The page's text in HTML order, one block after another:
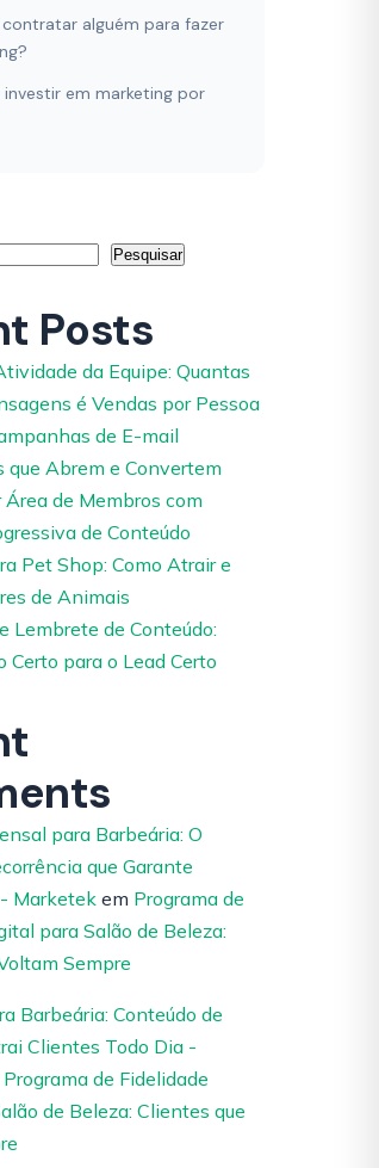
contratar alguém para fazer
investir em marketing por
Pesquisar
Posts
da Equipe: Quantas
é Vendas por Pessoa
de E-mail
que Abrem e Convertem
de Membros com
de Conteúdo
Pet Shop: Como Atrair e
de Animais
Lembrete de Conteúdo:
Certo para o Lead Certo
para Barbeária: O
que Garante
Marketek em Programa de
para Salão de Beleza:
Sempre
Barbeária: Conteúdo de
Clientes Todo Dia -
Programa de Fidelidade
de Beleza: Clientes que